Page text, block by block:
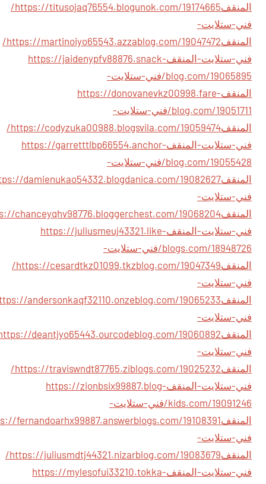
المنقف
https://titusojaq76554.blogunok.com/19174665/
فني-ستلايت-
المنقف
https://martinoiyo65543.azzablog.com/19047472/
فني-ستلايت-المنقفhttps://jaidenypfv88876.snack-
blog.com/19065895/فني-ستلايت-
المنقفhttps://donovanevkz00998.fare-
blog.com/19051711/فني-ستلايت-
المنقف
https://codyzuka00988.blogsvila.com/19059474/
فني-ستلايت-المنقفhttps://garretttlbp66554.anchor-
blog.com/19055428/فني-ستلايت-
المنقف
فني-ستلايت-
المنقف
فني-ستلايت-المنقفhttps://juliusmeuj43321.like-
blogs.com/18948726/فني-ستلايت-
المنقف
https://cesardtkz01099.tkzblog.com/19047349/
فني-ستلايت-
المنقف
فني-ستلايت-
المنقف
فني-ستلايت-
المنقف
https://traviswndt87765.ziblogs.com/19025232/
فني-ستلايت-المنقفhttps://zionbsix99887.blog-
kids.com/19091246/فني-ستلايت-
المنقف
فني-ستلايت-
المنقف
https://juliusmdtj44321.nizarblog.com/19083679/
فني-ستلايت-المنقفhttps://mylesofui33210.tokka-